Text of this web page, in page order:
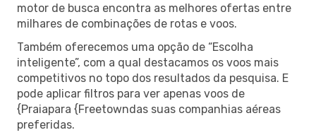
motor de busca encontra as melhores ofertas entre
milhares de combinações de rotas e voos.
Também oferecemos uma opção de “Escolha
inteligente”, com a qual destacamos os voos mais
competitivos no topo dos resultados da pesquisa. E
pode aplicar filtros para ver apenas voos de
{Praiapara {Freetowndas suas companhias aéreas
preferidas.